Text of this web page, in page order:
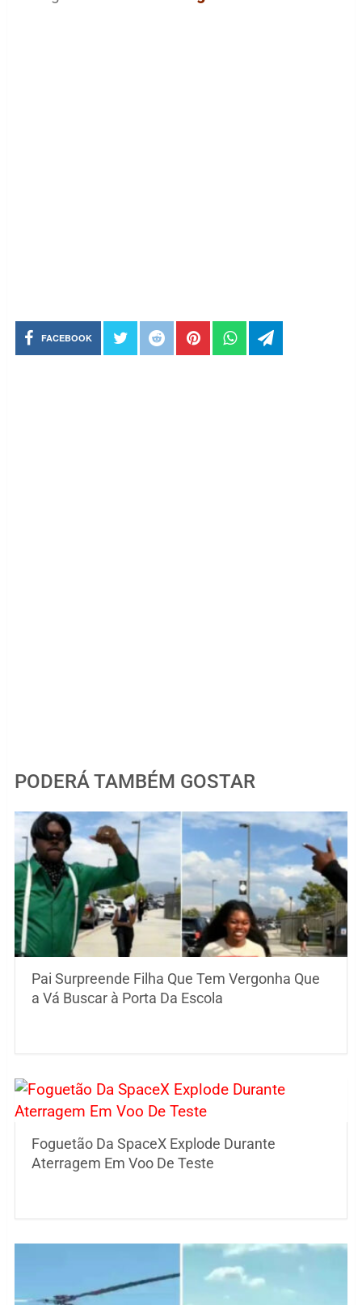
FACEBOOK
PODERÁ TAMBÉM GOSTAR
Pai Surpreende Filha Que Tem Vergonha Que
a Vá Buscar à Porta Da Escola
Foguetão Da SpaceX Explode Durante
Aterragem Em Voo De Teste